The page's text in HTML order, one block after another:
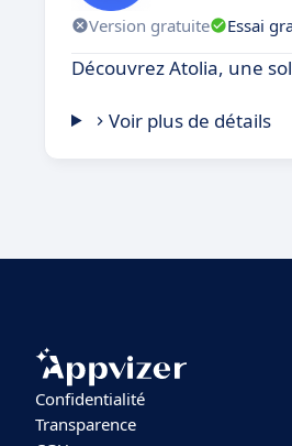
Version gratuite Essai
Découvrez Atolia, une
Voir plus de détails
Confidentialité
Transparence